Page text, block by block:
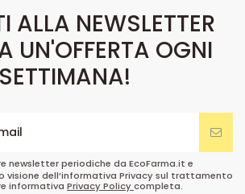
ALLA NEWSLETTER
UN'OFFERTA OGNI
SETTIMANA!
newsletter periodiche da EcoFarma.it e
visione dell’informativa Privacy sul trattamento
informativa Privacy Policycompleta.